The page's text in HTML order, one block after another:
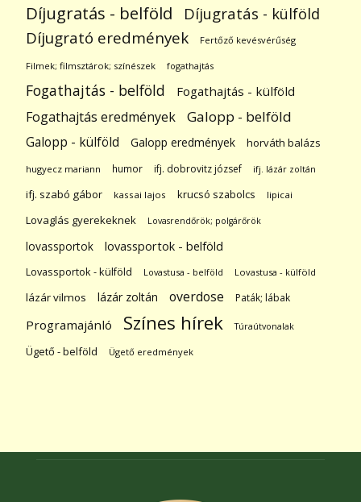
Díjugratás - belföld Díjugratás - külföld
Díjugrató eredmények Fertőző kevésvérűség
Filmek; filmsztárok; színészek fogathajtás
Fogathajtás - belföld Fogathajtás - külföld
Fogathajtás eredmények Galopp - belföld
Galopp - külföld Galopp eredmények horváth balázs
hugyecz mariann humor ifj. dobrovitz józsef ifj. lázár zoltán
ifj. szabó gábor kassai lajos krucsó szabolcs lipicai
Lovaglás gyerekeknek Lovasrendőrök; polgárőrök
lovassportok lovassportok - belföld
Lovassportok - külföld Lovastusa - belföld Lovastusa - külföld
lázár vilmos lázár zoltán overdose Paták; lábak
Programajánló Színes hírek Túraútvonalak
Ügető - belföld Ügető eredmények